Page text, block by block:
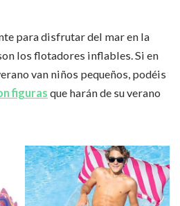
para disfrutar del mar en la
los flotadores inflables. Si en
van niños pequeños, podéis
figuras que harán de su verano